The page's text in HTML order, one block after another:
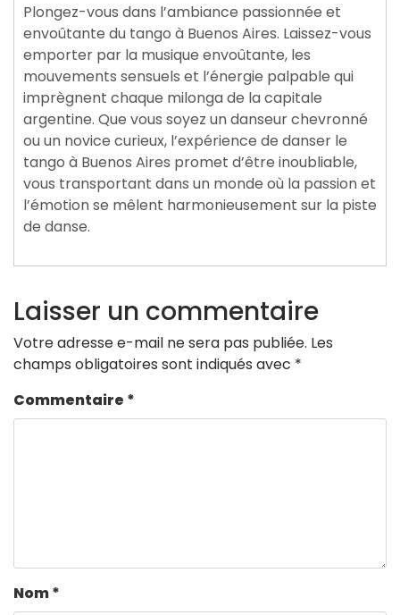
Plongez-vous dans l’ambiance passionnée et
envoûtante du tango à Buenos Aires. Laissez-vous
emporter par la musique envoûtante, les
mouvements sensuels et l’énergie palpable qui
imprègnent chaque milonga de la capitale
argentine. Que vous soyez un danseur chevronné
ou un novice curieux, l’expérience de danser le
tango à Buenos Aires promet d’être inoubliable,
vous transportant dans un monde où la passion et
l’émotion se mêlent harmonieusement sur la piste
de danse.
Laisser un commentaire
Votre adresse e-mail ne sera pas publiée. Les
champs obligatoires sont indiqués avec *
Commentaire *
Nom*